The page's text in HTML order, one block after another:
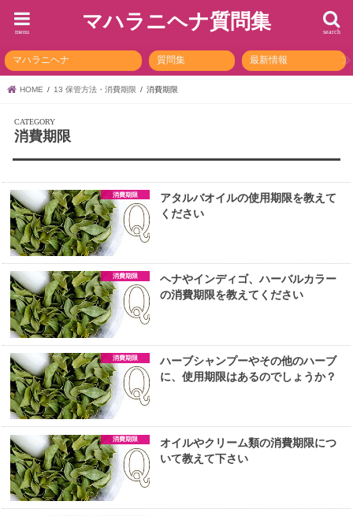
マハラニヘナ質問集 search
menu
マハラニヘナ 質問集 最新情報
HOME 13 保管方法・消費期限 消費期限
消費期限
消費期限
アタルバオイルの使用期限を教えて
ください
消費期限
ヘナやインディゴ、ハーバルカラー
の消費期限を教えてください
消費期限
ハーブシャンプーやその他のハーブ
に、使用期限はあるのでしょうか？
消費期限
オイルやクリーム類の消費期限につ
いて教えて下さい